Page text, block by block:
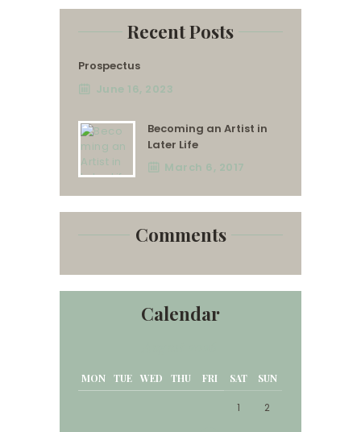
Recent Posts
Prospectus
June 16, 2023
Becoming an Artist in
Later Life
March 6, 2017
Comments
Calendar
MON TUE WED THU FRI SAT SUN
1 2